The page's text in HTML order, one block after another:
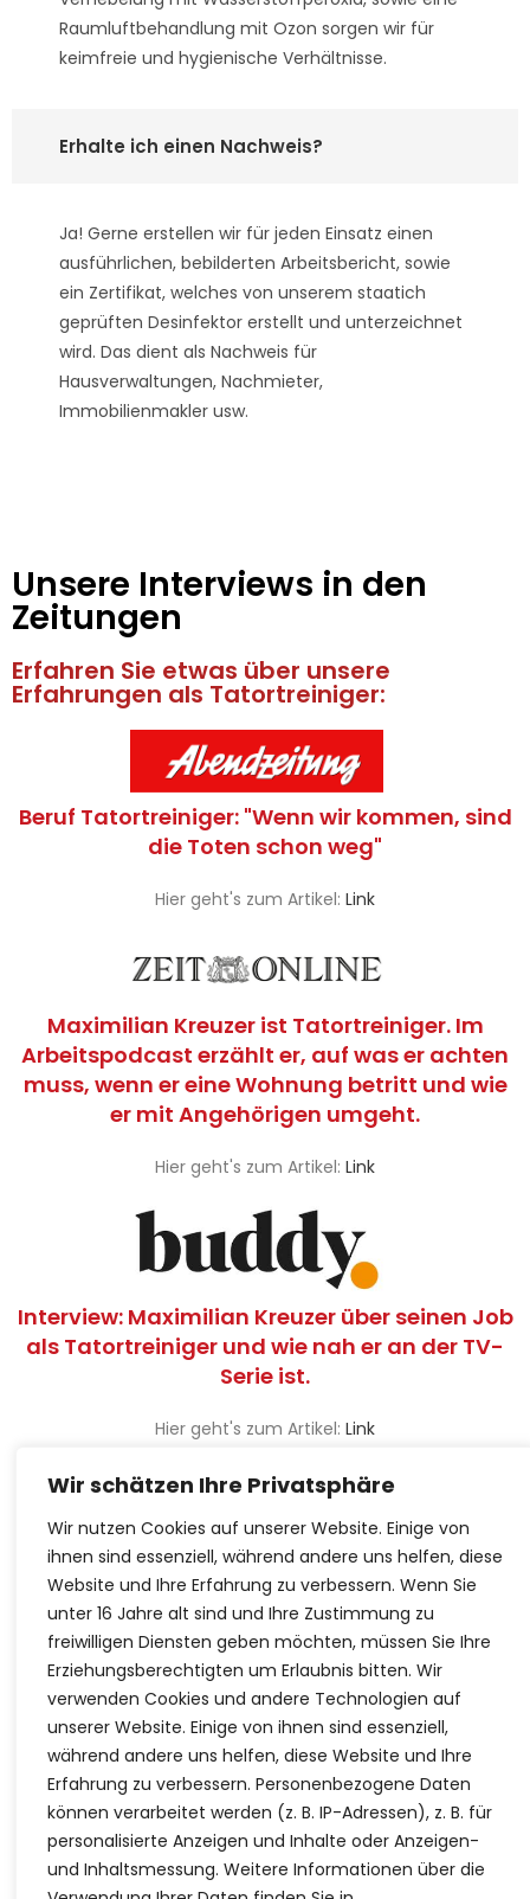
Wir schätzen Ihre Privatsphäre
Wir nutzen Cookies auf unserer Website. Einige von
ihnen sind essenziell, während andere uns helfen, diese
Website und Ihre Erfahrung zu verbessern. Wenn Sie
unter 16 Jahre alt sind und Ihre Zustimmung zu
freiwilligen Diensten geben möchten, müssen Sie Ihre
Erziehungsberechtigten um Erlaubnis bitten. Wir
verwenden Cookies und andere Technologien auf
unserer Website. Einige von ihnen sind essenziell,
während andere uns helfen, diese Website und Ihre
Erfahrung zu verbessern. Personenbezogene Daten
können verarbeitet werden (z. B. IP-Adressen), z. B. für
personalisierte Anzeigen und Inhalte oder Anzeigen-
und Inhaltsmessung. Weitere Informationen über die
Raumluftbehandlung mit Ozon sorgen wir für
keimfreie und hygienische Verhältnisse.
Erhalte ich einen Nachweis?
Ja! Gerne erstellen wir für jeden Einsatz einen
ausführlichen, bebilderten Arbeitsbericht, sowie
ein Zertifikat, welches von unserem staatich
geprüften Desinfektor erstellt und unterzeichnet
wird. Das dient als Nachweis für
Hausverwaltungen, Nachmieter,
Immobilienmakler usw.
Unsere Interviews in den
Zeitungen
Erfahren Sie etwas über unsere
Erfahrungen als Tatortreiniger:
Beruf Tatortreiniger: "Wenn wir kommen, sind
die Toten schon weg"
Hier geht's zum Artikel: Link
Maximilian Kreuzer ist Tatortreiniger. Im
Arbeitspodcast erzählt er, auf was er achten
muss, wenn er eine Wohnung betritt und wie
er mit Angehörigen umgeht.
Hier geht's zum Artikel: Link
Interview: Maximilian Kreuzer über seinen Job
als Tatortreiniger und wie nah er an der TV-
Serie ist.
Hier geht's zum Artikel: Link
Ansprechpartner: Maximilian Kreuzer
Ansprechpartnerin: Birgit Kreuzer
Mobil: 0176 64225174
08122-4901030
Mail:info@tatortreinigung-kreuzer.de